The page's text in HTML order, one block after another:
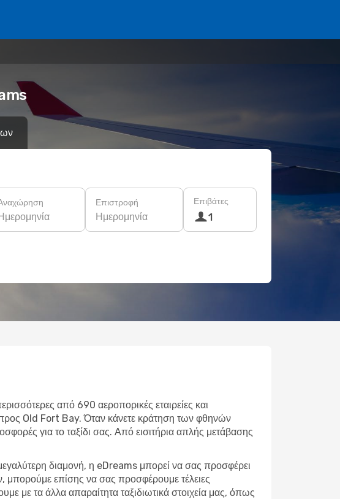
Επιστροφή
Ημερομηνία
Επιβάτες
1
από 690 αεροπορικές εταιρείες και
προς Old Fort Bay. Όταν κάνετε κράτηση των φθηνών
για το ταξίδι σας. Από εισιτήρια απλής μετάβασης
διαμονή, η eDreams μπορεί να σας προσφέρει
μπορούμε επίσης να σας προσφέρουμε τέλειες
με τα άλλα απαραίτητα ταξιδιωτικά στοιχεία μας, όπως